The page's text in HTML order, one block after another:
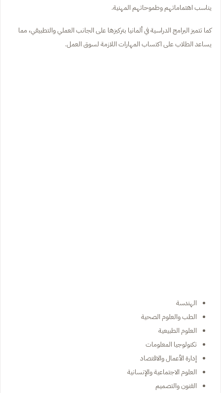
يناسب اهتماماتهم وطموحاتهم المهنية.
كما تتميز البرامج الدراسية في ألمانيا بتركيزها على الجانب العملي والتطبيقي، مما
يساعد الطلاب على اكتساب المهارات اللازمة لسوق العمل.
الهندسة
الطب والعلوم الصحية
العلوم الطبيعية
تكنولوجيا المعلومات
إدارة الأعمال والاقتصاد
العلوم الاجتماعية والإنسانية
الفنون والتصميم